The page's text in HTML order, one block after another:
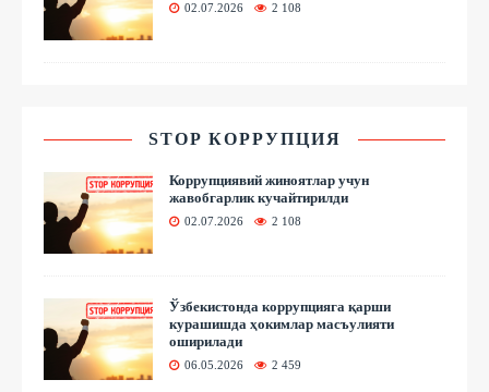
02.07.2026 2 108
STOP КОРРУПЦИЯ
Коррупциявий жиноятлар учун
жавобгарлик кучайтирилди
02.07.2026 2 108
Ўзбекистонда коррупцияга қарши
курашишда ҳокимлар масъулияти
оширилади
06.05.2026 2 459